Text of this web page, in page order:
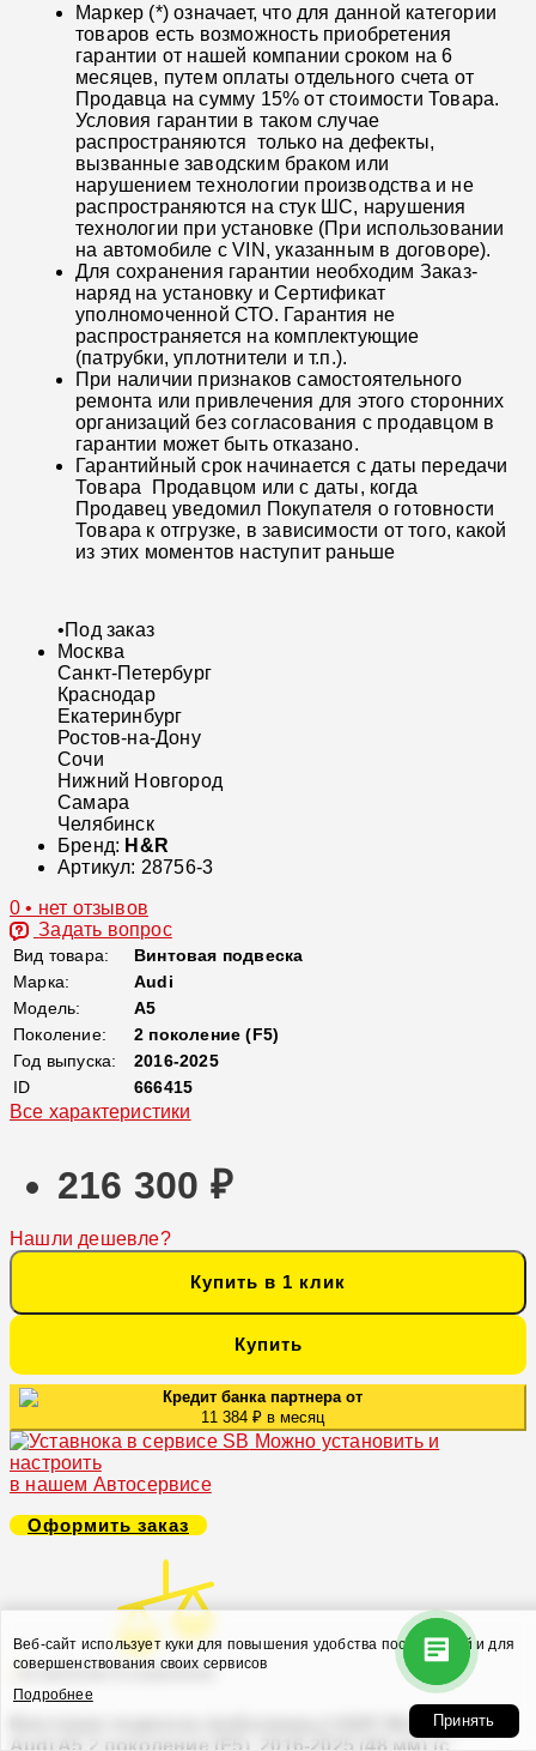
Маркер (*) означает, что для данной категории
товаров есть возможность приобретения
гарантии от нашей компании сроком на 6
месяцев, путем оплаты отдельного счета от
Продавца на сумму 15% от стоимости Товара.
Условия гарантии в таком случае
распространяются только на дефекты,
вызванные заводским браком или
нарушением технологии производства и не
распространяются на стук ШС, нарушения
технологии при установке (При использовании
на автомобиле с VIN, указанным в договоре).
Для сохранения гарантии необходим Заказ-
наряд на установку и Сертификат
уполномоченной СТО. Гарантия не
распространяется на комплектующие
(патрубки, уплотнители и т.п.).
При наличии признаков самостоятельного
ремонта или привлечения для этого сторонних
организаций без согласования с продавцом в
гарантии может быть отказано.
Гарантийный срок начинается с даты передачи
Товара Продавцом или с даты, когда
Продавец уведомил Покупателя о готовности
Товара к отгрузке, в зависимости от того, какой
из этих моментов наступит раньше
•Под заказ
Москва
Санкт-Петербург
Краснодар
Екатеринбург
Ростов-на-Дону
Сочи
Нижний Новгород
Самара
Челябинск
Бренд: H&R
Артикул: 28756-3
0 • нет отзывов
Задать вопрос
Вид товара:
Винтовая подвеска
Марка:
Audi
Модель:
A5
Поколение:
2 поколение (F5)
Год выпуска:
2016-2025
ID
666415
Все характеристики
216 300 ₽
Нашли дешевле?
Купить в 1 клик
Купить
Кредит банка партнера от
11 384 ₽ в месяц
Можно установить и
настроить
в нашем Автосервисе
Оформить заказ
В закладки В сравнение
Винтовая подвеска (койловеры) H&R Monotube,
Audi A5 2 поколение (F5), 2016-2025 (48 мм) (с
Веб-сайт использует куки для повышения удобства посетителей и для
совершенствования своих сервисов
Подробнее
Принять